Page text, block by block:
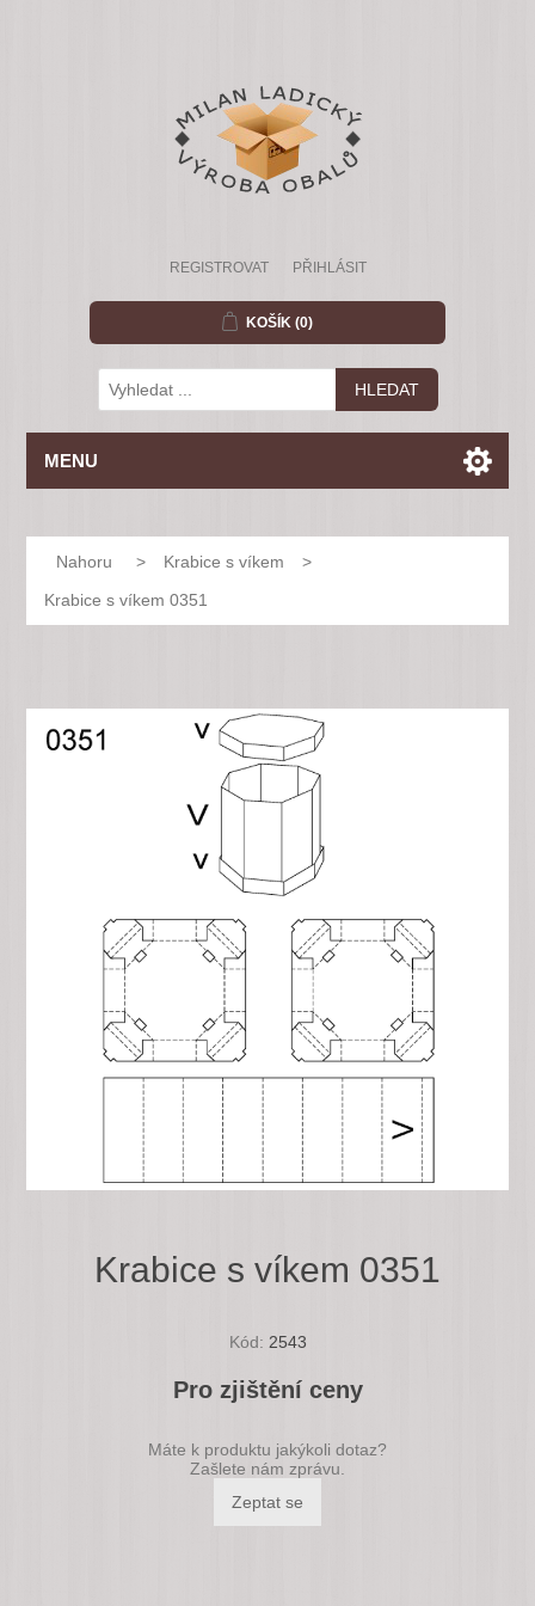
REGISTROVAT PŘIHLÁSIT
KOŠÍK (0)
MENU
Nahoru > Krabice s víkem
>
Krabice s víkem 0351
Krabice s víkem 0351
Kód: 2543
Pro zjištění ceny
Máte k produktu jakýkoli dotaz?
Zašlete nám zprávu.